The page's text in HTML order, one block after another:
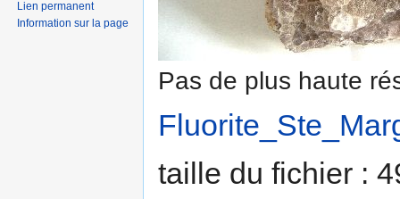
Pas de plus haute
taille du fichier :
Lien permanent
Information sur la page